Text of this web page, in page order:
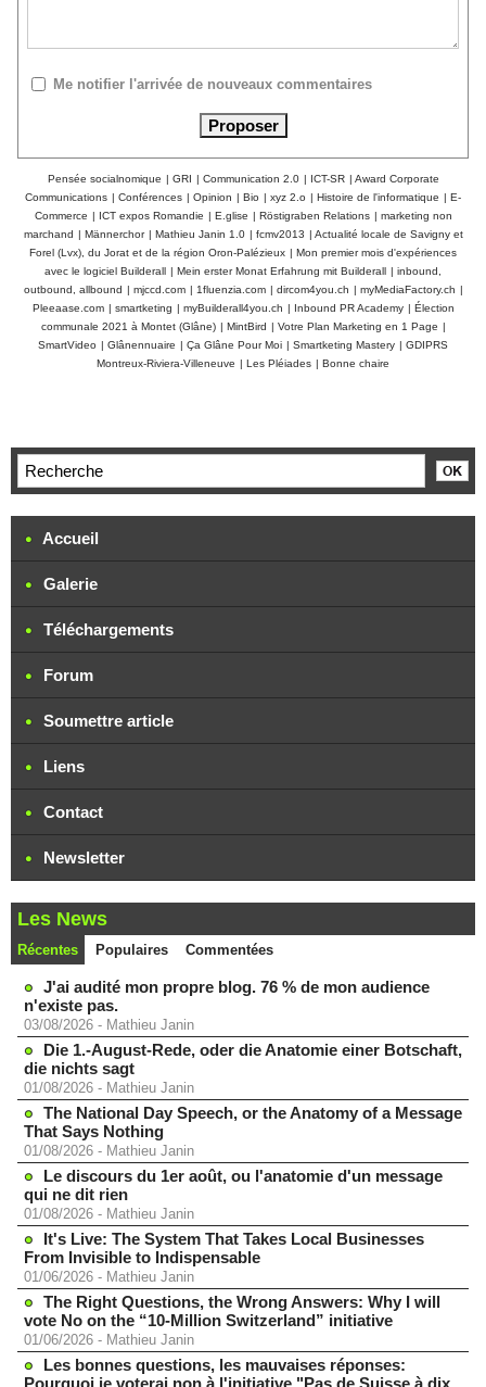
Me notifier l'arrivée de nouveaux commentaires
Pensée socialnomique | GRI | Communication 2.0 | ICT-SR | Award Corporate
Communications | Conférences | Opinion | Bio | xyz 2.o | Histoire de l'informatique | E-
Commerce | ICT expos Romandie | E.glise | Röstigraben Relations | marketing non
marchand | Männerchor | Mathieu Janin 1.0 | fcmv2013 | Actualité locale de Savigny et
Forel (Lvx), du Jorat et de la région Oron-Palézieux | Mon premier mois d'expériences
avec le logiciel Builderall | Mein erster Monat Erfahrung mit Builderall | inbound,
outbound, allbound | mjccd.com | 1fluenzia.com | dircom4you.ch | myMediaFactory.ch |
Pleeaase.com | smartketing | myBuilderall4you.ch | Inbound PR Academy | Élection
communale 2021 à Montet (Glâne) | MintBird | Votre Plan Marketing en 1 Page |
SmartVideo | Glânennuaire | Ça Glâne Pour Moi | Smartketing Mastery | GDIPRS
Montreux-Riviera-Villeneuve | Les Pléiades | Bonne chaire
Accueil
Galerie
Téléchargements
Forum
Soumettre article
Liens
Contact
Newsletter
Les News
Récentes Populaires Commentées
J'ai audité mon propre blog. 76 % de mon audience
n'existe pas.
03/08/2026 - Mathieu Janin
Die 1.-August-Rede, oder die Anatomie einer Botschaft,
die nichts sagt
01/08/2026 - Mathieu Janin
The National Day Speech, or the Anatomy of a Message
That Says Nothing
01/08/2026 - Mathieu Janin
Le discours du 1er août, ou l'anatomie d'un message
qui ne dit rien
01/08/2026 - Mathieu Janin
It's Live: The System That Takes Local Businesses
From Invisible to Indispensable
01/06/2026 - Mathieu Janin
The Right Questions, the Wrong Answers: Why I will
vote No on the “10-Million Switzerland” initiative
01/06/2026 - Mathieu Janin
Les bonnes questions, les mauvaises réponses:
Pourquoi je voterai non à l'initiative "Pas de Suisse à dix